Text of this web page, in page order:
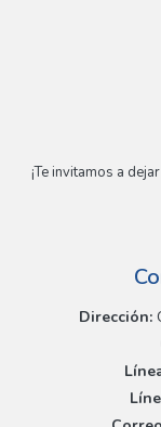
¡Te invitamos a
Dirección: